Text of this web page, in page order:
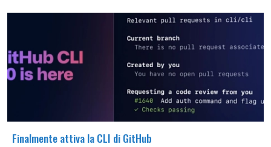
Finalmente attiva la CLI di GitHub